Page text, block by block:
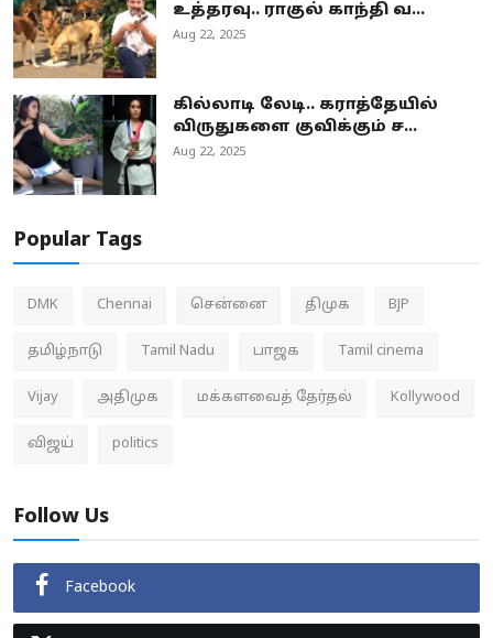
உத்தரவு.. ராகுல் காந்தி வ...
Aug 22, 2025
கில்லாடி லேடி.. கராத்தேயில்
விருதுகளை குவிக்கும் ச...
Aug 22, 2025
Popular Tags
DMK Chennai சென்னை திமுக BJP
தமிழ்நாடு Tamil Nadu பாஜக Tamil cinema
Vijay அதிமுக மக்களவைத் தேர்தல் Kollywood
விஜய் politics
Follow Us
Facebook